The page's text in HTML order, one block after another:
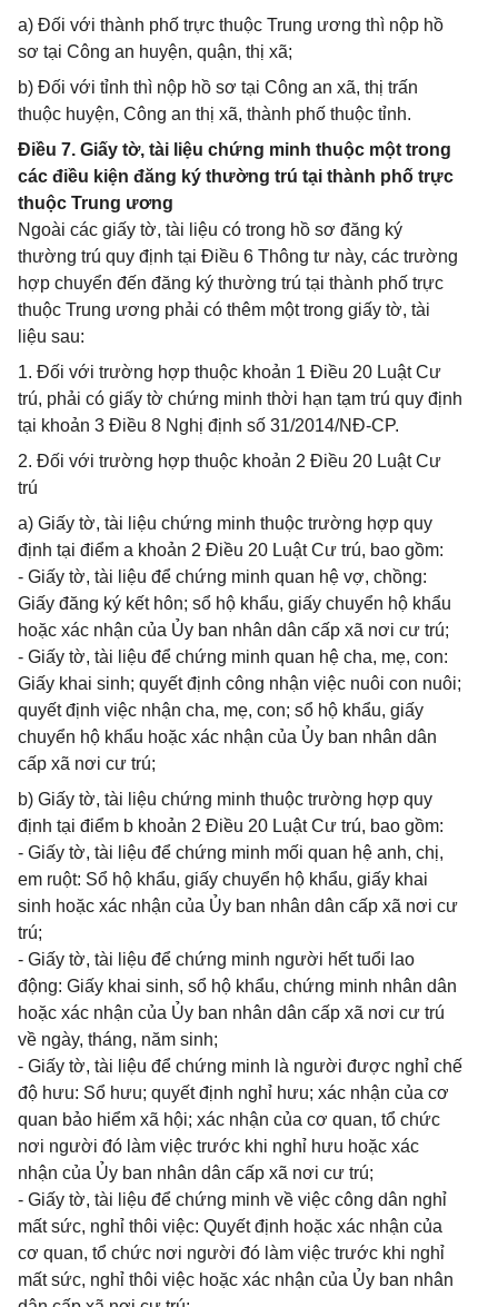
a) Đối với thành phố trực thuộc Trung ương thì nộp hồ
sơ tại Công an huyện, quận, thị xã;
b) Đối với tỉnh thì nộp hồ sơ tại Công an xã, thị trấn
thuộc huyện, Công an thị xã, thành phố thuộc tỉnh.
Điều 7. Giấy tờ, tài liệu chứng minh thuộc một trong
các điều kiện đăng ký thường trú tại thành phố trực
thuộc Trung ương
Ngoài các giấy tờ, tài liệu có trong hồ sơ đăng ký
thường trú quy định tại Điều 6 Thông tư này, các trường
hợp chuyển đến đăng ký thường trú tại thành phố trực
thuộc Trung ương phải có thêm một trong giấy tờ, tài
liệu sau:
1. Đối với trường hợp thuộc khoản 1 Điều 20 Luật Cư
trú, phải có giấy tờ chứng minh thời hạn tạm trú quy định
tại khoản 3 Điều 8 Nghị định số 31/2014/NĐ-CP.
2. Đối với trường hợp thuộc khoản 2 Điều 20 Luật Cư
trú
a) Giấy tờ, tài liệu chứng minh thuộc trường hợp quy
định tại điểm a khoản 2 Điều 20 Luật Cư trú, bao gồm:
- Giấy tờ, tài liệu để chứng minh quan hệ vợ, chồng:
Giấy đăng ký kết hôn; sổ hộ khẩu, giấy chuyển hộ khẩu
hoặc xác nhận của Ủy ban nhân dân cấp xã nơi cư trú;
- Giấy tờ, tài liệu để chứng minh quan hệ cha, mẹ, con:
Giấy khai sinh; quyết định công nhận việc nuôi con nuôi;
quyết định việc nhận cha, mẹ, con; sổ hộ khẩu, giấy
chuyển hộ khẩu hoặc xác nhận của Ủy ban nhân dân
cấp xã nơi cư trú;
b) Giấy tờ, tài liệu chứng minh thuộc trường hợp quy
định tại điểm b khoản 2 Điều 20 Luật Cư trú, bao gồm:
- Giấy tờ, tài liệu để chứng minh mối quan hệ anh, chị,
em ruột: Sổ hộ khẩu, giấy chuyển hộ khẩu, giấy khai
sinh hoặc xác nhận của Ủy ban nhân dân cấp xã nơi cư
trú;
- Giấy tờ, tài liệu để chứng minh người hết tuổi lao
động: Giấy khai sinh, sổ hộ khẩu, chứng minh nhân dân
hoặc xác nhận của Ủy ban nhân dân cấp xã nơi cư trú
về ngày, tháng, năm sinh;
- Giấy tờ, tài liệu để chứng minh là người được nghỉ chế
độ hưu: Sổ hưu; quyết định nghỉ hưu; xác nhận của cơ
quan bảo hiểm xã hội; xác nhận của cơ quan, tổ chức
nơi người đó làm việc trước khi nghỉ hưu hoặc xác
nhận của Ủy ban nhân dân cấp xã nơi cư trú;
- Giấy tờ, tài liệu để chứng minh về việc công dân nghỉ
mất sức, nghỉ thôi việc: Quyết định hoặc xác nhận của
cơ quan, tổ chức nơi người đó làm việc trước khi nghỉ
mất sức, nghỉ thôi việc hoặc xác nhận của Ủy ban nhân